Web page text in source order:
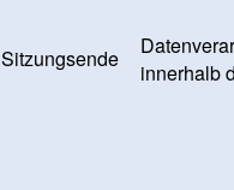
Sitzungsende
innerhalb